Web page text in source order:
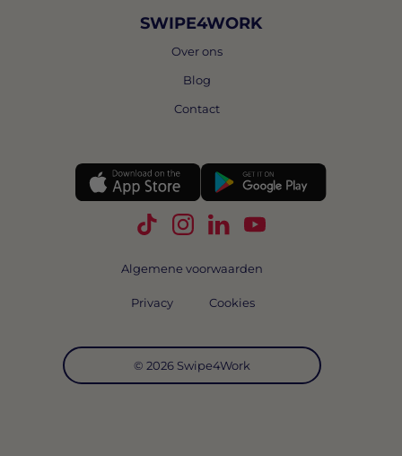
SWIPE4WORK
Over ons
Blog
Contact
Volg Swipe4Work op TikTok
Volg Swipe4Work op
Volg Swipe4Work op
Volg Swipe4Work
© 2026 Swipe4Work
Algemene voorwaarden
Privacy Cookies